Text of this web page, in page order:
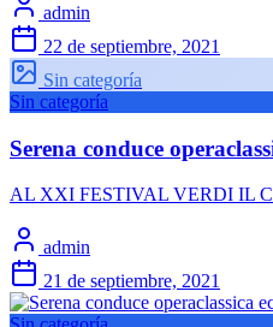
admin
22 de septiembre, 2021
Sin categoría
Sin categoría
Serena conduce
AL XXI FESTIVAL VERDI IL
admin
21 de septiembre, 2021